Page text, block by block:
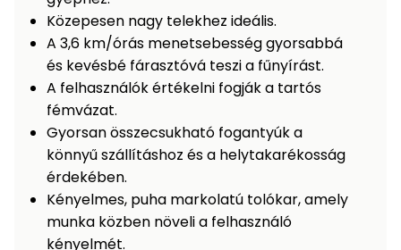
Komposztáló
Kézi
szerszám,
eszközök
Kiegészítők
Közepesen nagy telekhez ideális.
A 3,6 km/órás menetsebesség gyorsabbá
és kevésbé fárasztóvá teszi a fűnyírást.
A felhasználók értékelni fogják a tartós
fémvázat.
Gyorsan összecsukható fogantyúk a
könnyű szállításhoz és a helytakarékosság
érdekében.
Kényelmes, puha markolatú tolókar, amely
munka közben növeli a felhasználó
kényelmét.